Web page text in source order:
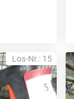
Los-Nr.: 15